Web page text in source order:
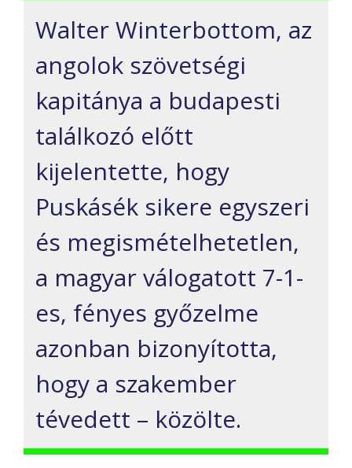
Walter Winterbottom, az
angolok szövetségi
kapitánya a budapesti
találkozó előtt
kijelentette, hogy
Puskásék sikere egyszeri
és megismételhetetlen,
a magyar válogatott 7-1-
es, fényes győzelme
azonban bizonyította,
hogy a szakember
tévedett – közölte.